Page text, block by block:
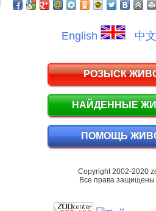
English 中文
РОЗЫСК
НАЙДЕННЫЕ
ПОМОЩЬ
Copyright 2002-2020
Все права защищены